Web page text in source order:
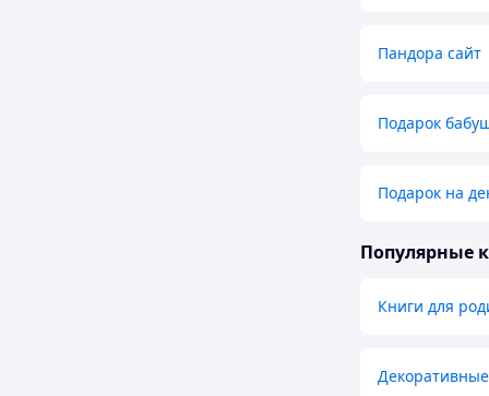
Пандора сайт
Подарок
Подарок на
Популярные
Книги для